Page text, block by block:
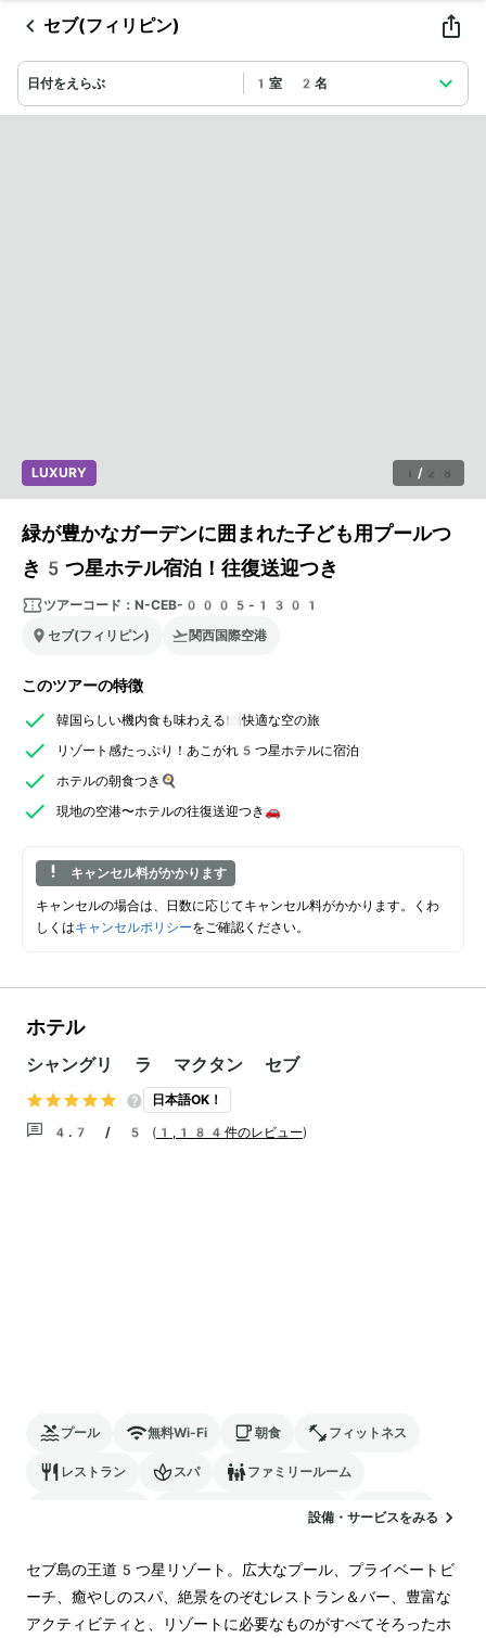
セブ(フィリピン)
日付をえらぶ 1室 2名
1 / 28
LUXURY
緑が豊かなガーデンに囲まれた子ども用プールつ
き5つ星ホテル宿泊！往復送迎つき
ツアーコード： N-CEB-0005-1301
セブ(フィリピン)
関西国際空港
このツアーの特徴
韓国らしい機内食も味わえる🍽️快適な空の旅
リゾート感たっぷり！あこがれ5つ星ホテルに宿泊
ホテルの朝食つき🍳
現地の空港〜ホテルの往復送迎つき🚗
キャンセル料がかかります
キャンセルの場合は、日数に応じてキャンセル料がかかります。くわ
しくはキャンセルポリシーをご確認ください。
ホテル
シャングリ ラ マクタン セブ
日本語OK！
4.7 / 5 ( 1,184件のレビュー)
プール 無料Wi-Fi 朝食 フィットネス
レストラン スパ ファミリールーム
24時間対応のフロント サウナ
設備・サービスをみる
セブ島の王道5つ星リゾート。広大なプール、プライベートビ
ーチ、癒やしのスパ、絶景をのぞむレストラン＆バー、豊富な
アクティビティと、リゾートに必要なものがすべてそろったホ